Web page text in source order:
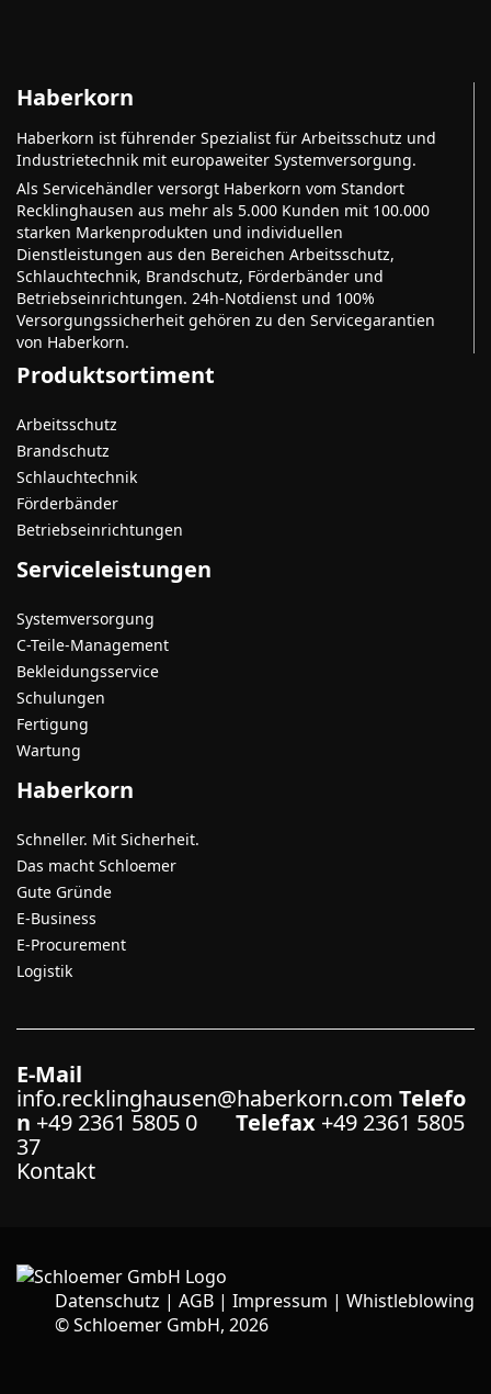
Haberkorn
Haberkorn ist führender Spezialist für Arbeitsschutz und
Industrietechnik mit europaweiter Systemversorgung.
Als Servicehändler versorgt Haberkorn vom Standort
Recklinghausen aus mehr als 5.000 Kunden mit 100.000
starken Markenprodukten und individuellen
Dienstleistungen aus den Bereichen Arbeitsschutz,
Schlauchtechnik, Brandschutz, Förderbänder und
Betriebseinrichtungen. 24h-Notdienst und 100%
Versorgungssicherheit gehören zu den Servicegarantien
von Haberkorn.
Produktsortiment
Arbeitsschutz
Brandschutz
Schlauchtechnik
Förderbänder
Betriebseinrichtungen
Serviceleistungen
Systemversorgung
C-Teile-Management
Bekleidungsservice
Schulungen
Fertigung
Wartung
Haberkorn
Schneller. Mit Sicherheit.
Das macht Schloemer
Gute Gründe
E-Business
E-Procurement
Logistik
E-Mail
info.recklinghausen@haberkorn.com Telefo
n +49 2361 5805 0 Telefax +49 2361 5805
37
Kontakt
Datenschutz | AGB | Impressum | Whistleblowing
©Schloemer GmbH, 2026